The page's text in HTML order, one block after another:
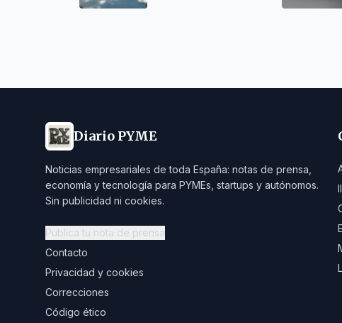
Diario PYME
Noticias empresariales de toda España: notas de prensa,
economía y tecnología para PYMEs, startups y autónomos.
Sin publicidad ni cookies.
Publica tu nota de prensa
Contacto
Privacidad y cookies
Correcciones
Código ético